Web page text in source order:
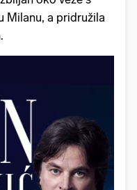
Milanu, a pridružila